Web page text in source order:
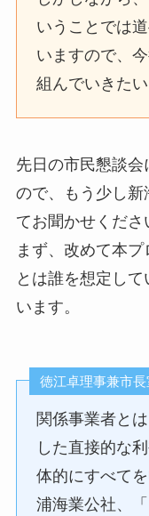
いうことでは
いますので、
組んでいきた
先日の市民懇談
ので、もう少し
てお聞かせくださ
まず、改めて本
とは誰を想定し
います。
徳江卓理事兼市長
関係事業者と
した直接的な
体的にすべて
浦海業公社、